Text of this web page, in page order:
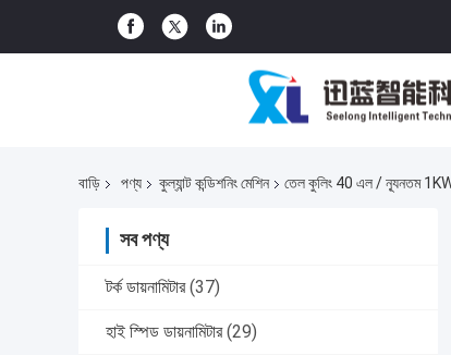
বাড়ি পণ্য কুল্যান্ট কন্ডিশনিং মেশিন তেল কুলিং 40 এল / ন্যূনতম 1KW
সব পণ্য
টর্ক ডায়নামিটার (37)
হাই স্পিড ডায়নামিটার (29)